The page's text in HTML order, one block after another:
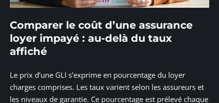
Comparer le coût d’une assurance
loyer impayé : au-delà du taux
affiché
Le prix d’une GLI s’exprime en pourcentage du loyer
charges comprises. Les taux varient selon les assureurs et
les niveaux de garantie. Ce pourcentage est prélevé chaque